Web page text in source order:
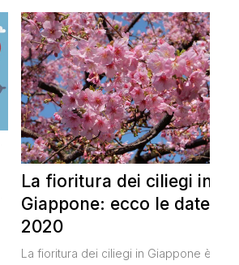
La fioritura dei ciliegi in
Giappone: ecco le date
2020
La fioritura dei ciliegi in Giappone è un